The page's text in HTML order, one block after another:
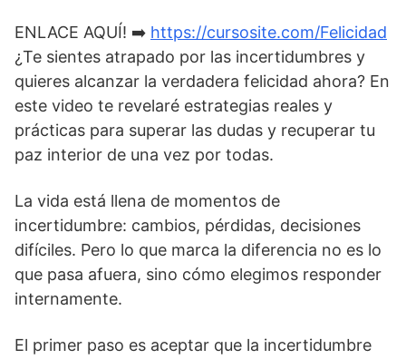
ENLACE AQUÍ! ➡️ https://cursosite.com/Felicidad
¿Te sientes atrapado por las incertidumbres y
quieres alcanzar la verdadera felicidad ahora? En
este video te revelaré estrategias reales y
prácticas para superar las dudas y recuperar tu
paz interior de una vez por todas.
La vida está llena de momentos de
incertidumbre: cambios, pérdidas, decisiones
difíciles. Pero lo que marca la diferencia no es lo
que pasa afuera, sino cómo elegimos responder
internamente.
El primer paso es aceptar que la incertidumbre